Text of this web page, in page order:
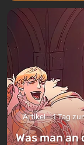
Artikel 1 Tag
Was man an